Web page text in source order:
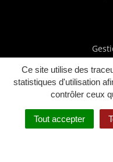
Ce site utilise des
statistiques d'utilisation
contrôler ceux
Tout accepter